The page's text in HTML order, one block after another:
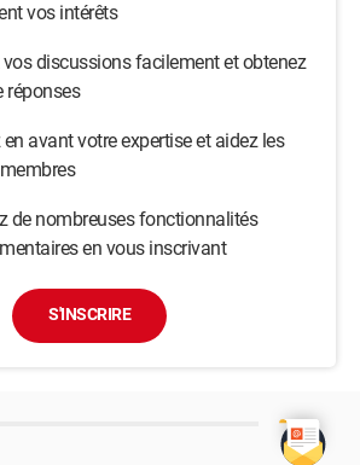
vos intérêts
discussions facilement et obtenez
réponses
avant votre expertise et aidez les
de nombreuses fonctionnalités
en vous inscrivant
S'INSCRIRE